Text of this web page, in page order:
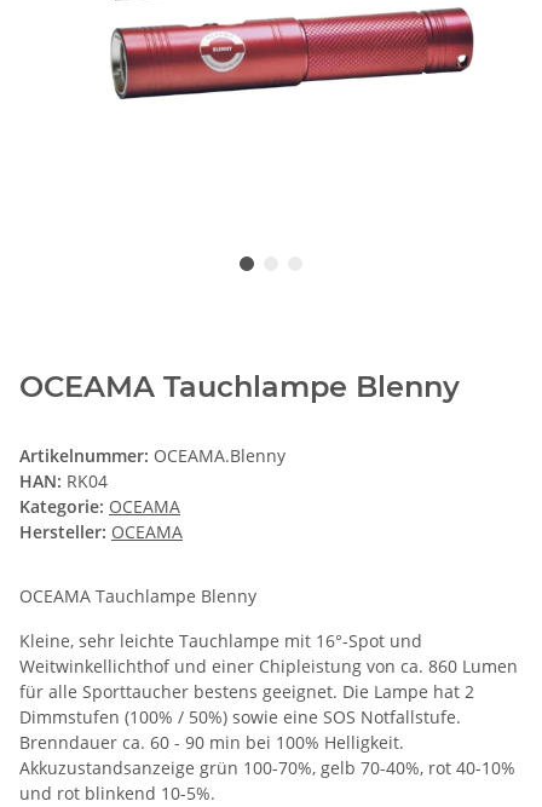
OCEAMA Tauchlampe Blenny
Artikelnummer: OCEAMA.Blenny
HAN: RK04
Kategorie: OCEAMA
Hersteller: OCEAMA
OCEAMA Tauchlampe Blenny
Kleine, sehr leichte Tauchlampe mit 16°-Spot und
Weitwinkellichthof und einer Chipleistung von ca. 860 Lumen
für alle Sporttaucher bestens geeignet. Die Lampe hat 2
Dimmstufen (100% / 50%) sowie eine SOS Notfallstufe.
Brenndauer ca. 60 - 90 min bei 100% Helligkeit.
Akkuzustandsanzeige grün 100-70%, gelb 70-40%, rot 40-10%
und rot blinkend 10-5%.